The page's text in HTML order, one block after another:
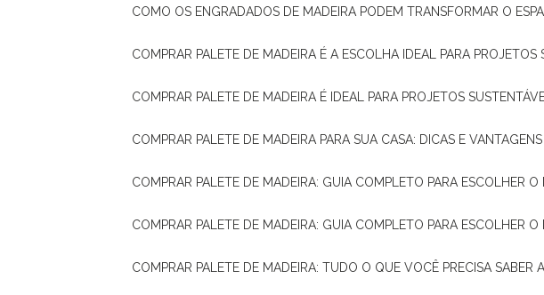
COMO OS ENGRADADOS DE MADEIRA PODEM TRANSFORMAR O
COMPRAR PALETE DE MADEIRA É A ESCOLHA IDEAL PARA
COMPRAR PALETE DE MADEIRA É IDEAL PARA PROJETOS
COMPRAR PALETE DE MADEIRA PARA SUA CASA: DICAS E
COMPRAR PALETE DE MADEIRA: GUIA COMPLETO PARA ESCOLHER O
COMPRAR PALETE DE MADEIRA: GUIA COMPLETO PARA ESCOLHER
COMPRAR PALETE DE MADEIRA: TUDO O QUE VOCÊ PRECISA SABER